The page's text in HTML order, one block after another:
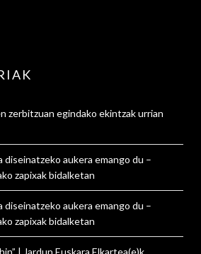
zerbitzuan egindako ekintzak urrian
diseinatzeko aukera emango du –
zapixakbidalketan
diseinatzeko aukera emango du –
zapixakbidalketan